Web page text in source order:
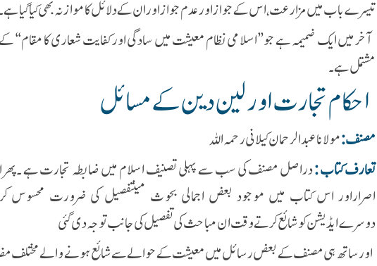
تیسرے باب میں مزارعت ،اس کے جواز اور عدم جواز اور ان کے دلائل کا موازنہ بھی کیا گیا ہے
آخر میں ایک ضمیمہ ہے جو’’ اسلامی نظام معیشت میں سادگی اور کفایت شعاری کا مقام‘‘
مشتمل ہے ۔
احکام تجارت اور لین دین کے مسائل
مصنف :مولانا عبدالرحمان کیلانی رحمہ اللہ
تعارف کتاب :دراصل مصنف کی سب سے پہلی تصنیف اسلام میں ضابطہ تجارت ہے ۔پھر
اصراراور اس کتاب میں موجود بعض اجمالی بحوث میںتفصیل کی ضرورت محسوس
دوسرےایڈیشن کو شائع کرتے وقت ان مباحث کی تفصیل کی جانب توجہ دی گئی
اور ساتھ ہی مصنف کے بعض رسائل میں معیشت کے حوالے سے شائع ہونے والے مختلف